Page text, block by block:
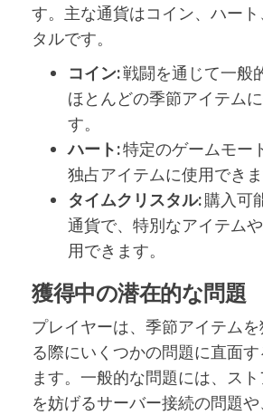
す。主な通貨はコイン、ハー
タルです。
コイン:戦闘を通じて一般
ほとんどの季節アイテム
す。
ハート:特定のゲームモー
独占アイテムに使用できま
タイムクリスタル:購入可
通貨で、特別なアイテム
用できます。
獲得中の潜在的な問題
プレイヤーは、季節アイテム
る際にいくつかの問題に直面
ます。一般的な問題には、ス
を妨げるサーバー接続の問題